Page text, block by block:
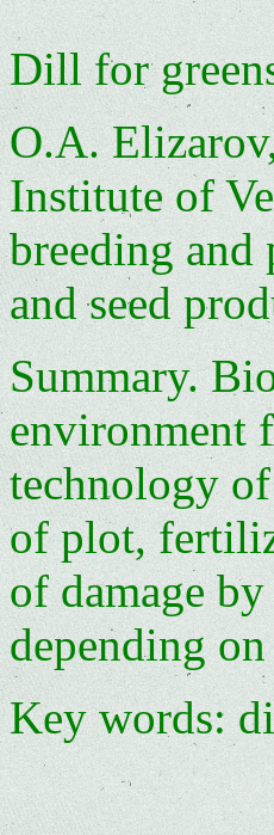
Dill for
O.A.
Institute of
breeding and
and seed
Summary.
environment
technology
of plot,
of damage
depending
Key words: